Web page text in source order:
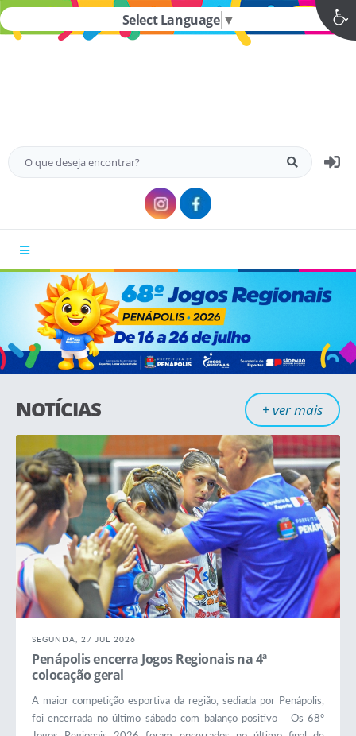
Select Language ▼
NOTÍCIAS + ver mais
SEGUNDA, 27 JUL 2026
Penápolis encerra Jogos Regionais na 4ª
colocação geral
A maior competição esportiva da região, sediada por Penápolis,
foi encerrada no último sábado com balanço positivo Os 68º